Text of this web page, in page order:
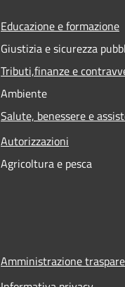
Educazione e formazione
Giustizia e sicurezza
Tributi,finanze e
Ambiente
Salute, benessere e
Autorizzazioni
Agricoltura e pesca
Amministrazione